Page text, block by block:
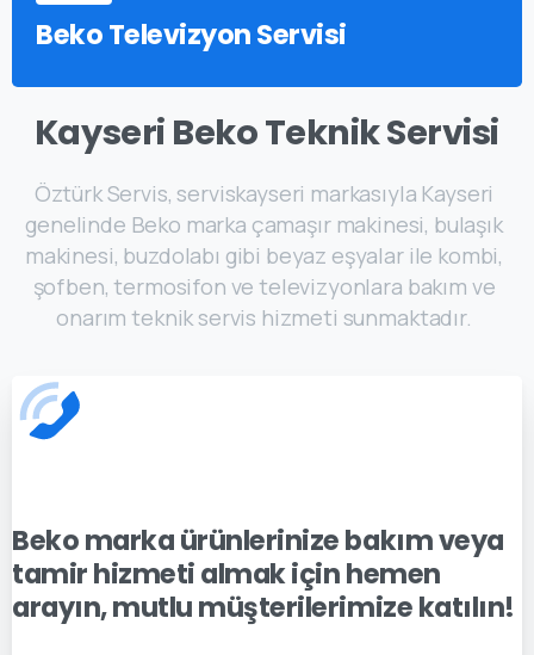
Beko Televizyon Servisi
Kayseri Beko Teknik Servisi
Öztürk Servis, serviskayseri markasıyla Kayseri
genelinde Beko marka çamaşır makinesi, bulaşık
makinesi, buzdolabı gibi beyaz eşyalar ile kombi,
şofben, termosifon ve televizyonlara bakım ve
onarım teknik servis hizmeti sunmaktadır.
Beko marka ürünlerinize bakım veya
tamir hizmeti almak için hemen
arayın, mutlu müşterilerimize katılın!